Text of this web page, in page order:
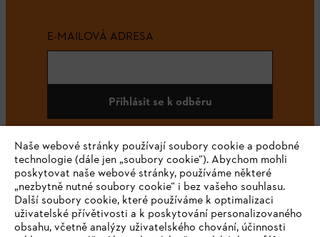
E-MAILOVÁ ADRESA
Přihlásit se k odběru
#STIHL
Naše webové stránky používají soubory cookie a podobné
technologie (dále jen „soubory cookie“). Abychom mohli
poskytovat naše webové stránky, používáme některé
„nezbytně nutné soubory cookie“ i bez vašeho souhlasu.
Další soubory cookie, které používáme k optimalizaci
uživatelské přívětivosti a k poskytování personalizovaného
obsahu, včetně analýzy uživatelského chování, účinnosti